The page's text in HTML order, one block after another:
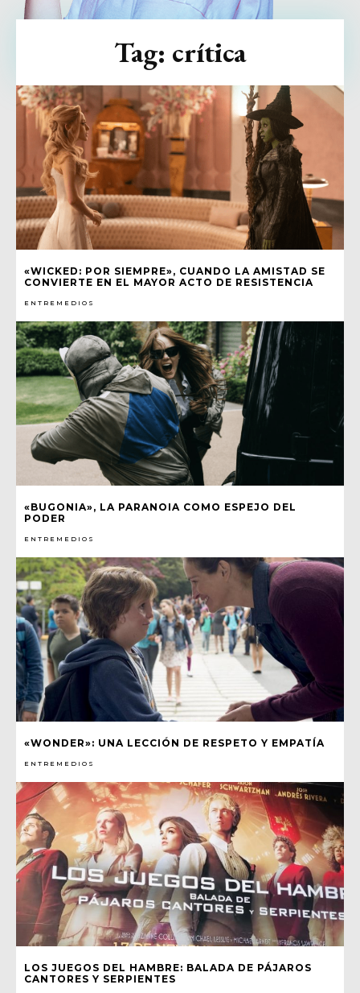
«WICKED: POR SIEMPRE», CUANDO LA AMISTAD SE
CONVIERTE EN EL MAYOR ACTO DE RESISTENCIA
ENTREMEDIOS
«BUGONIA», LA PARANOIA COMO ESPEJO DEL
PODER
ENTREMEDIOS
«WONDER»: UNA LECCIÓN DE RESPETO Y EMPATÍA
ENTREMEDIOS
LOS JUEGOS DEL HAMBRE: BALADA DE PÁJAROS
CANTORES Y SERPIENTES
Tag: crítica